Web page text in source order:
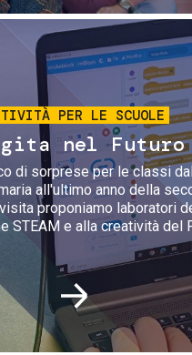
Immagine
PER LE SCUOLE
nel Futuro
di sorprese per le classi
all'ultimo anno della
proponiamo laboratori
STEAM e alla creatività del